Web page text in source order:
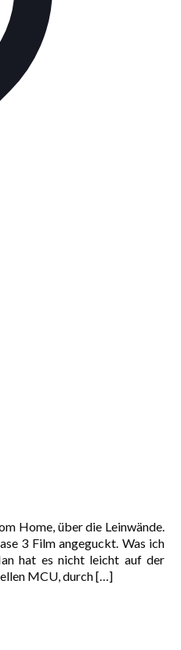
Home, über die Leinwände.
3 Film angeguckt. Was ich
hat es nicht leicht auf der
MCU, durch[…]